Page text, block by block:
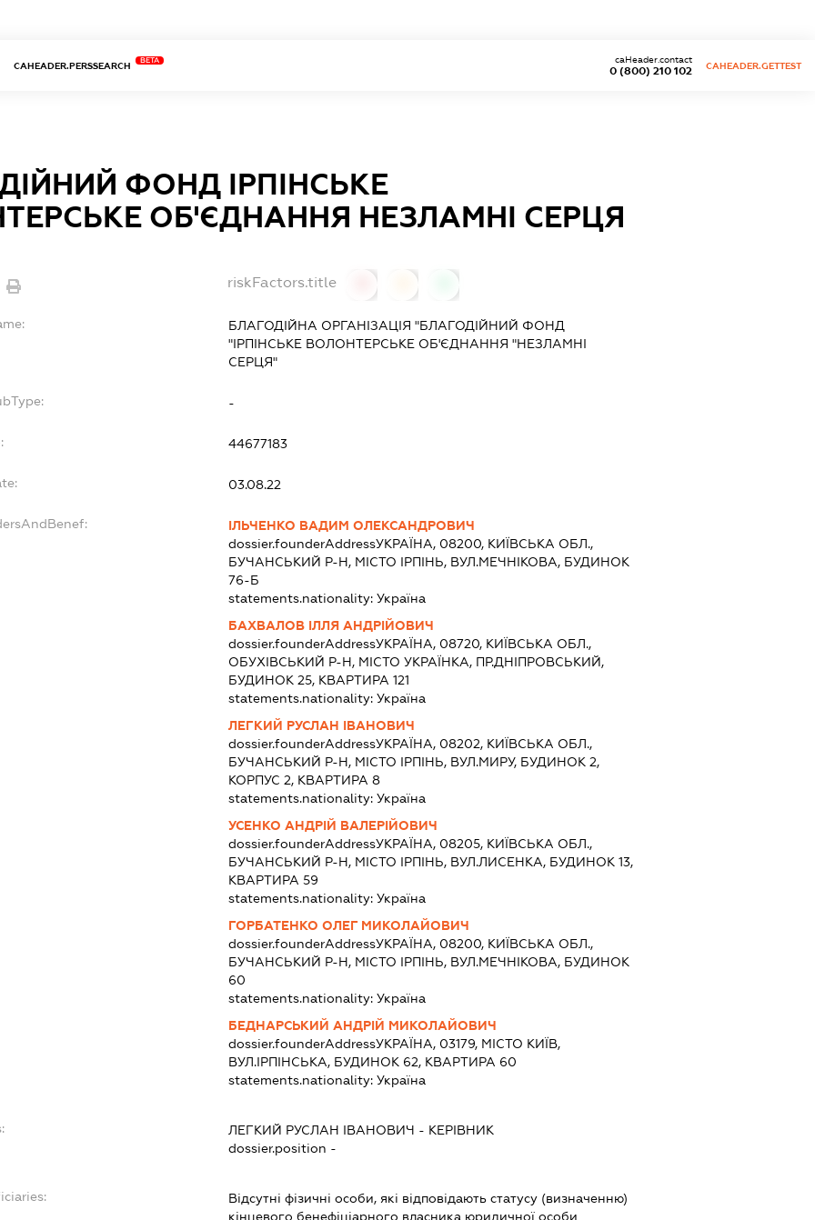
CAHEADER.PERSSEARCH
BETA
0 (800) 210 102
caHeader.contact
CAHEADER.GETTEST
ФОНД ІРПІНСЬКЕ
ОБ'ЄДНАННЯ НЕЗЛАМНІ СЕРЦЯ
riskFactors.title
БЛАГОДІЙНА ОРГАНІЗАЦІЯ "БЛАГОДІЙНИЙ ФОНД
"ІРПІНСЬКЕ ВОЛОНТЕРСЬКЕ ОБ'ЄДНАННЯ "НЕЗЛАМНІ
СЕРЦЯ"
-
44677183
03.08.22
ІЛЬЧЕНКО ВАДИМ ОЛЕКСАНДРОВИЧ
dossier.founderAddressУКРАЇНА, 08200, КИЇВСЬКА ОБЛ.,
БУЧАНСЬКИЙ Р-Н, МІСТО ІРПІНЬ, ВУЛ.МЕЧНІКОВА, БУДИНОК
76-Б
statements.nationality: Україна
БАХВАЛОВ ІЛЛЯ АНДРІЙОВИЧ
dossier.founderAddressУКРАЇНА, 08720, КИЇВСЬКА ОБЛ.,
ОБУХІВСЬКИЙ Р-Н, МІСТО УКРАЇНКА, ПР.ДНІПРОВСЬКИЙ,
БУДИНОК 25, КВАРТИРА 121
statements.nationality: Україна
ЛЕГКИЙ РУСЛАН ІВАНОВИЧ
dossier.founderAddressУКРАЇНА, 08202, КИЇВСЬКА ОБЛ.,
БУЧАНСЬКИЙ Р-Н, МІСТО ІРПІНЬ, ВУЛ.МИРУ, БУДИНОК 2,
КОРПУС 2, КВАРТИРА 8
statements.nationality: Україна
УСЕНКО АНДРІЙ ВАЛЕРІЙОВИЧ
dossier.founderAddressУКРАЇНА, 08205, КИЇВСЬКА ОБЛ.,
БУЧАНСЬКИЙ Р-Н, МІСТО ІРПІНЬ, ВУЛ.ЛИСЕНКА, БУДИНОК 13,
КВАРТИРА 59
statements.nationality: Україна
ГОРБАТЕНКО ОЛЕГ МИКОЛАЙОВИЧ
dossier.founderAddressУКРАЇНА, 08200, КИЇВСЬКА ОБЛ.,
БУЧАНСЬКИЙ Р-Н, МІСТО ІРПІНЬ, ВУЛ.МЕЧНІКОВА, БУДИНОК
60
statements.nationality: Україна
БЕДНАРСЬКИЙ АНДРІЙ МИКОЛАЙОВИЧ
dossier.founderAddressУКРАЇНА, 03179, МІСТО КИЇВ,
ВУЛ.ІРПІНСЬКА, БУДИНОК 62, КВАРТИРА 60
statements.nationality: Україна
ЛЕГКИЙ РУСЛАН ІВАНОВИЧ - КЕРІВНИК
dossier.position -
Відсутні фізичні особи, які відповідають статусу (визначенню)
кінцевого бенефіціарного власника юридичної особи